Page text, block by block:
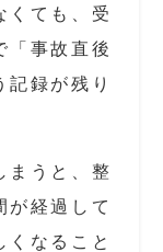
くても、受
「事故直後
記録が残り
まうと、整
が経過して
くなること